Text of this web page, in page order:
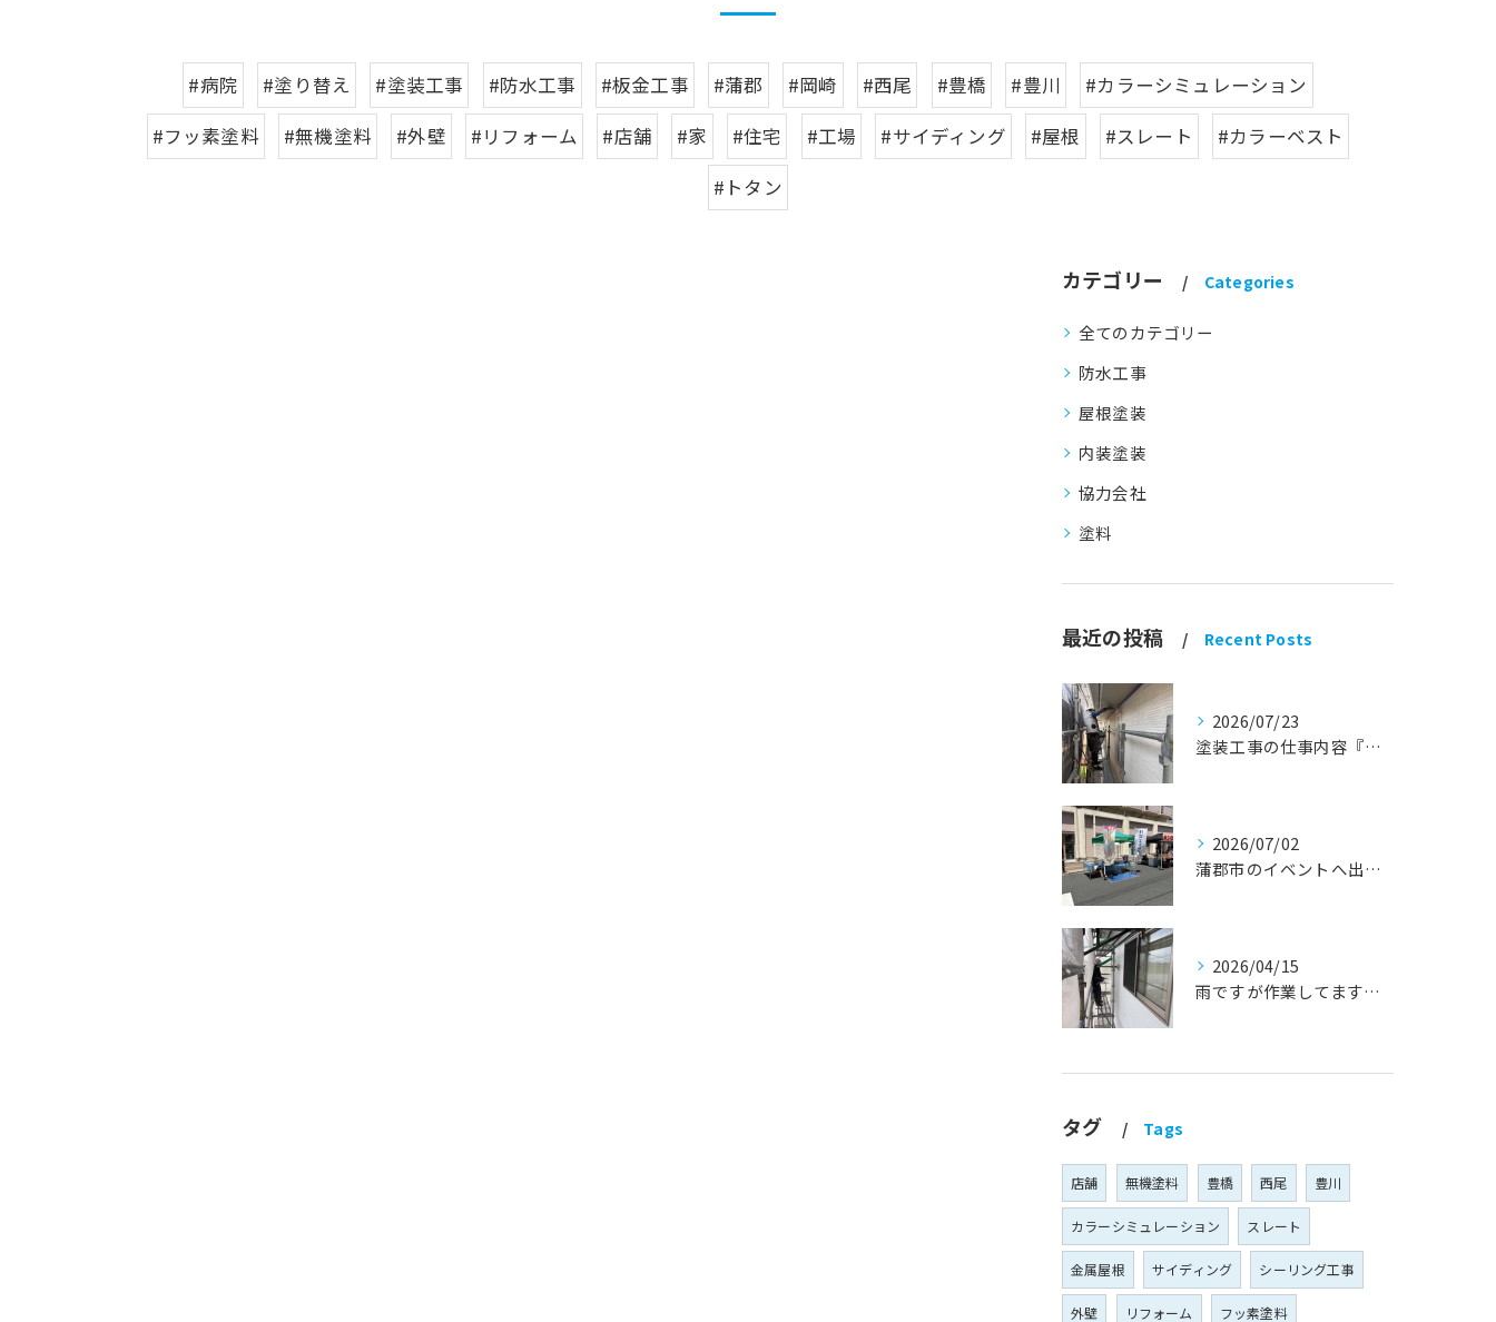
#病院 #塗り替え #塗装工事 #防水工事 #板金工事 #蒲郡 #岡崎 #西尾 #豊橋 #豊川
#カラーシミュレーション
#フッ素塗料
#無機塗料 #外壁 #リフォーム #店舗 #家 #住宅 #工場 #サイディング #屋根 #スレート
#カラーベスト
#トタン
カテゴリー Categories
全てのカテゴリー
防水工事
屋根塗装
内装塗装
協力会社
塗料
最近の投稿 Recent Posts
2026/07/23
塗装工事の仕事内容『蒲郡市・岡崎市 外壁塗装・屋根塗装・雨漏り修理』
2026/07/02
蒲郡市のイベントへ出店しました！『外壁塗装・屋根塗装・雨漏り修理』
2026/04/15
雨ですが作業してます！『蒲郡市・岡崎市 外壁塗装・屋根塗装・雨漏り修理』
タグ Tags
店舗 無機塗料 豊橋 西尾 豊川
カラーシミュレーション スレート
金属屋根 サイディング シーリング工事
外壁 リフォーム フッ素塗料